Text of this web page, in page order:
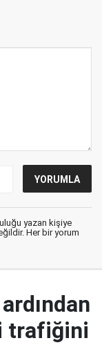
yazan kişiye
Her bir yorum
trafiğini